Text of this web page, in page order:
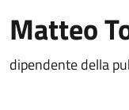
Matteo
dipendente della